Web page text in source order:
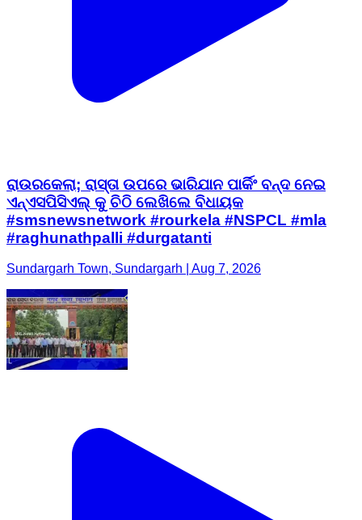
ରାଉରକେଲା; ରାସ୍ତା ଉପରେ ଭାରିଯାନ ପାର୍କିଂ ବନ୍ଦ ନେଇ
ଏନ୍ଏସପିସିଏଲ୍ କୁ ଚିଠି ଲେଖିଲେ ବିଧାୟକ
#smsnewsnetwork #rourkela #NSPCL #mla
#raghunathpalli #durgatanti
Sundargarh Town, Sundargarh | Aug 7, 2026